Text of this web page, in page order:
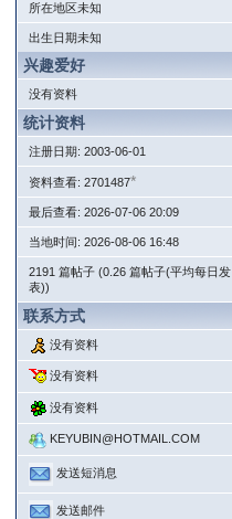
所在地区未知
出生日期未知
兴趣爱好
没有资料
统计资料
注册日期: 2003-06-01
资料查看: 2701487*
最后查看: 2026-07-06 20:09
当地时间: 2026-08-06 16:48
2191 篇帖子 (0.26 篇帖子(平均每日发
表))
联系方式
没有资料
没有资料
没有资料
KEYUBIN@HOTMAIL.COM
发送短消息
发送邮件